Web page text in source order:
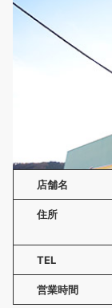
店舗名
住所
TEL
営業時間